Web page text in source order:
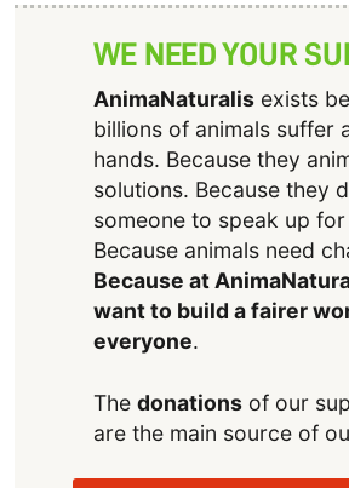
WE NEED YOUR
AnimaNaturalisexists
billions of animals suffer
hands. Because they
solutions. Because they
someone to speak up for
Because animals need
Because at
want to build a fairer
everyone.
The donationsof our
are the main source of